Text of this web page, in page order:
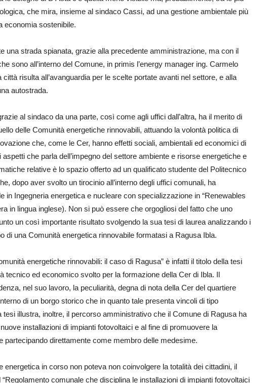
che mira, insieme al sindaco Cassi, ad una gestione ambientale più
economia sostenibile.
una strada spianata, grazie alla precedente amministrazione, ma con il
sono all’interno del Comune, in primis l’energy manager ing. Carmelo
risulta all’avanguardia per le scelte portate avanti nel settore, e alla
autostrada.
al sindaco da una parte, così come agli uffici dall’altra, ha il merito di
delle Comunità energetiche rinnovabili, attuando la volontà politica di
che, come le Cer, hanno effetti sociali, ambientali ed economici di
che parla dell’impegno del settore ambiente e risorse energetiche e
relative è lo spazio offerto ad un qualificato studente del Politecnico
dopo aver svolto un tirocinio all’interno degli uffici comunali, ha
in Ingegneria energetica e nucleare con specializzazione in “Renewables
in lingua inglese). Non si può essere che orgogliosi del fatto che uno
un così importante risultato svolgendo la sua tesi di laurea analizzando i
di una Comunità energetica rinnovabile formatasi a Ragusa Ibla.
energetiche rinnovabili: il caso di Ragusa” è infatti il titolo della tesi
tecnico ed economico svolto per la formazione della Cer di Ibla. Il
nel suo lavoro, la peculiarità, degna di nota della Cer del quartiere
di un borgo storico che in quanto tale presenta vincoli di tipo
tesi illustra, inoltre, il percorso amministrativo che il Comune di Ragusa ha
installazioni di impianti fotovoltaici e al fine di promuovere la
partecipando direttamente come membro delle medesime.
energetica in corso non poteva non coinvolgere la totalità dei cittadini, il
comunale che disciplina le installazioni di impianti fotovoltaici